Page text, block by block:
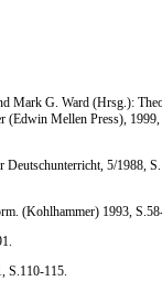
Mark G. Ward (Hrsg.):
(Edwin Mellen Press),
5/1988,
(Kohlhammer) 1993,
S.110-115.